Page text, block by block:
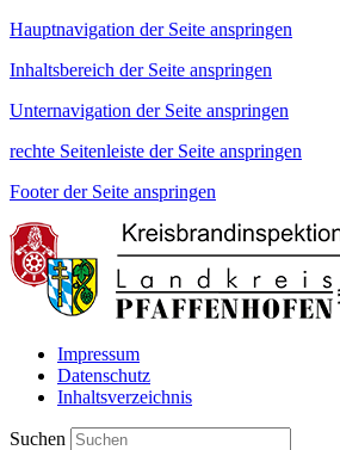
Hauptnavigation der Seite anspringen
Inhaltsbereich der Seite anspringen
Unternavigation der Seite anspringen
rechte Seitenleiste der Seite anspringen
Footer der Seite anspringen
Impressum
Datenschutz
Inhaltsverzeichnis
Suchen